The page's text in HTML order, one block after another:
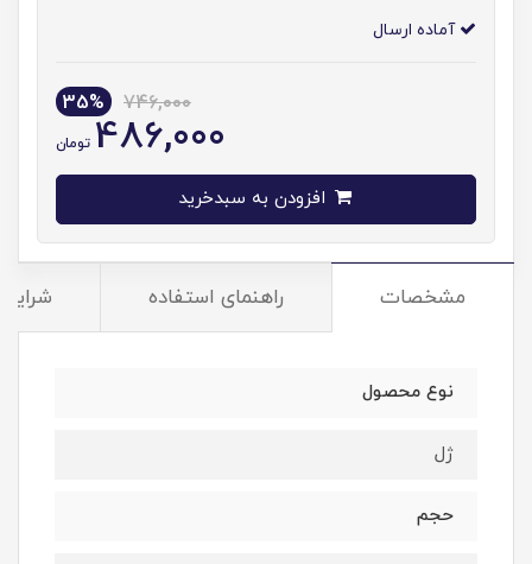
آماده ارسال
746,000
35%
486,000 تومان
مشخصات راهنمای استفاده
نوع محصول
ژل
حجم